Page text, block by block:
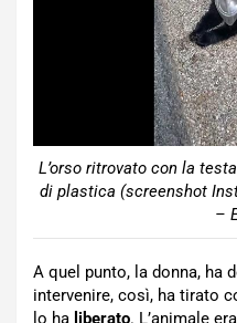
L’orso ritrovato con la
di plastica (screenshot
–
A quel punto, la donna, ha
intervenire, così, ha tirato
lo ha liberato. L’animale